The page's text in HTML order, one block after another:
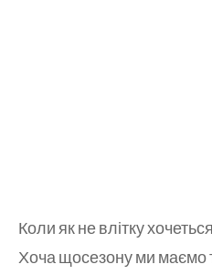
Коли як не влітку
Хоча щосезону ми маємо